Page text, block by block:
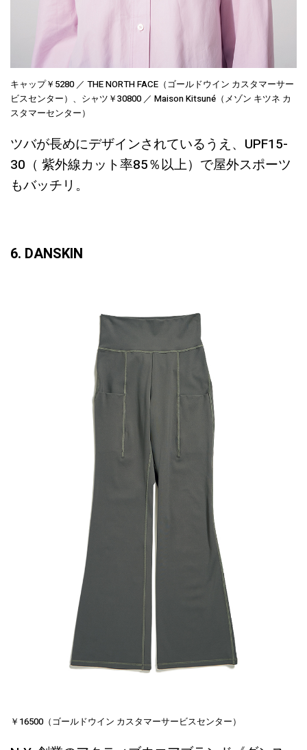
キャップ￥5280 ／ THE NORTH FACE（ゴールドウイン カスタマーサー
ビスセンター）、シャツ￥30800 ／ Maison Kitsuné（メゾン キツネ カ
スタマーセンター）
ツバが長めにデザインされているうえ、UPF15-
30（ 紫外線カット率85％以上）で屋外スポーツ
もバッチリ。
6. DANSKIN
￥16500（ゴールドウイン カスタマーサービスセンター）